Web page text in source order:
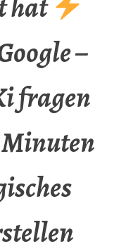
–
fragen